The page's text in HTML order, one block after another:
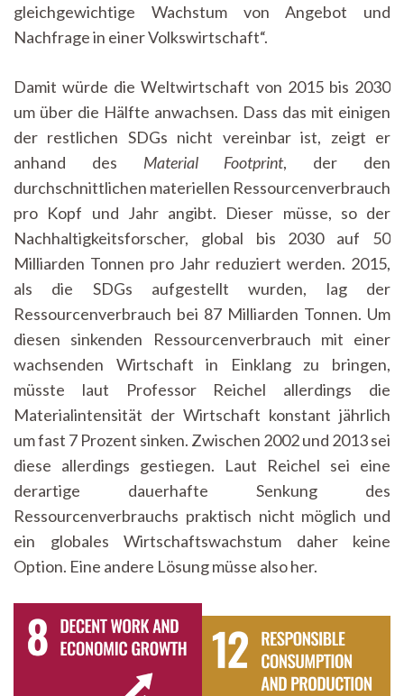
gleichgewichtige Wachstum von Angebot und
Nachfrage in einer Volkswirtschaft“.
Damit würde die Weltwirtschaft von 2015 bis 2030
um über die Hälfte anwachsen. Dass das mit einigen
der restlichen SDGs nicht vereinbar ist, zeigt er
anhand des Material Footprint, der den
durchschnittlichen materiellen Ressourcenverbrauch
pro Kopf und Jahr angibt. Dieser müsse, so der
Nachhaltigkeitsforscher, global bis 2030 auf 50
Milliarden Tonnen pro Jahr reduziert werden. 2015,
als die SDGs aufgestellt wurden, lag der
Ressourcenverbrauch bei 87 Milliarden Tonnen. Um
diesen sinkenden Ressourcenverbrauch mit einer
wachsenden Wirtschaft in Einklang zu bringen,
müsste laut Professor Reichel allerdings die
Materialintensität der Wirtschaft konstant jährlich
um fast 7 Prozent sinken. Zwischen 2002 und 2013 sei
diese allerdings gestiegen. Laut Reichel sei eine
derartige dauerhafte Senkung des
Ressourcenverbrauchs praktisch nicht möglich und
ein globales Wirtschaftswachstum daher keine
Option. Eine andere Lösung müsse also her.